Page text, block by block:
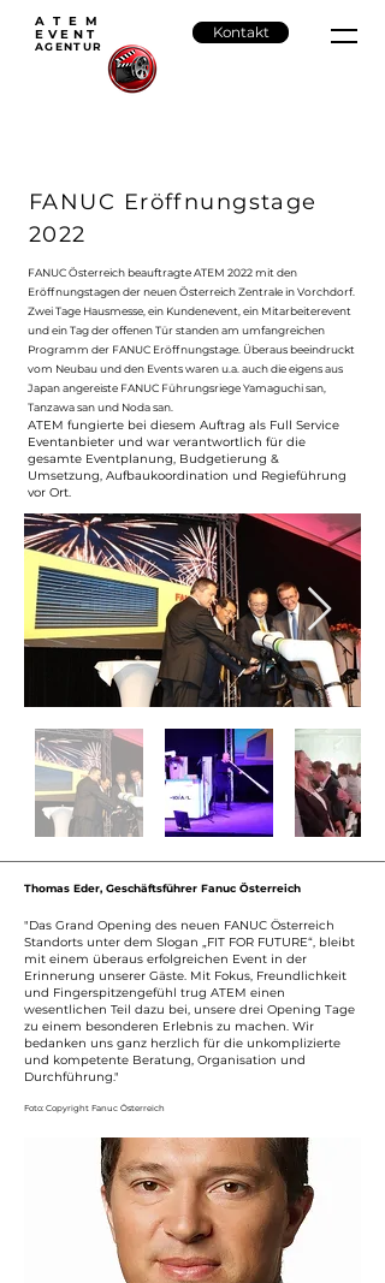
ATEM
EVENT
AGENTUR
Kontakt
FANUC Eröffnungstage
2022
FANUC Österreich beauftragte ATEM 2022 mit den
Eröffnungstagen der neuen Österreich Zentrale in Vorchdorf.
Zwei Tage Hausmesse, ein Kundenevent, ein Mitarbeiterevent
und ein Tag der offenen Tür standen am umfangreichen
Programm der FANUC Eröffnungstage. Überaus beeindruckt
vom Neubau und den Events waren u.a. auch die eigens aus
Japan angereiste FANUC Führungsriege Yamaguchi san,
Tanzawa san und Noda san.
ATEM fungierte bei diesem Auftrag als Full Service
Eventanbieter und war verantwortlich für die
gesamte Eventplanung, Budgetierung &
Umsetzung, Aufbaukoordination und Regieführung
vor Ort.
Thomas Eder, Geschäftsführer Fanuc Österreich
"Das Grand Opening des neuen FANUC Österreich
Standorts unter dem Slogan „FIT FOR FUTURE“, bleibt
mit einem überaus erfolgreichen Event in der
Erinnerung unserer Gäste. Mit Fokus, Freundlichkeit
und Fingerspitzengefühl trug ATEM einen
wesentlichen Teil dazu bei, unsere drei Opening Tage
zu einem besonderen Erlebnis zu machen. Wir
bedanken uns ganz herzlich für die unkomplizierte
und kompetente Beratung, Organisation und
Durchführung."
Foto: Copyright Fanuc Österreich